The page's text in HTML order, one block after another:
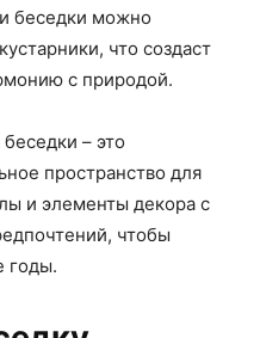
беседки можно
что создаст
с природой.
– это
пространство для
и элементы декора с
чтобы
годы.